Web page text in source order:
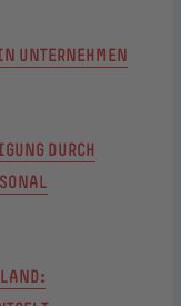
UNTERNEHMEN
DURCH